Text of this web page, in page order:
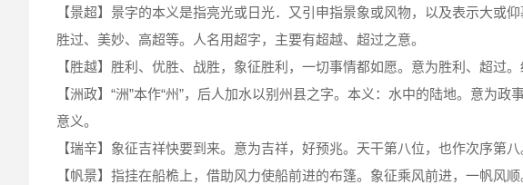
【景超】景字的本义是指亮光或日光．又引申指景象或风物，以及表示大或
胜过、美妙、高超等。人名用超字，主要有超越、超过之意。
【胜越】胜利、优胜、战胜，象征胜利，一切事情都如愿。意为胜利、超过。
【洲政】“洲”本作“州”，后人加水以别州县之字。本义：水中的陆地。意为
意义。
【瑞辛】象征吉祥快要到来。意为吉祥，好预兆。天干第八位，也作次序第八
【帆景】指挂在船桅上，借助风力使船前进的布篷。象征乘风前进，一帆风